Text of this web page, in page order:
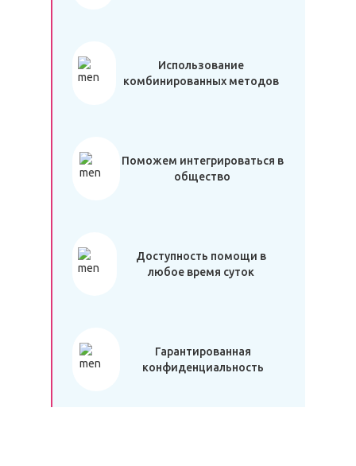
Использование
комбинированных методов
Поможем интегрироваться в
общество
Доступность помощи в
любое время суток
Гарантированная
конфиденциальность